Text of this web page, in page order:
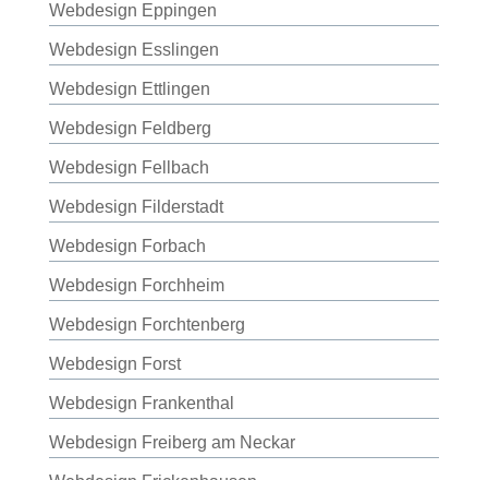
Webdesign Eppingen
Webdesign Esslingen
Webdesign Ettlingen
Webdesign Feldberg
Webdesign Fellbach
Webdesign Filderstadt
Webdesign Forbach
Webdesign Forchheim
Webdesign Forchtenberg
Webdesign Forst
Webdesign Frankenthal
Webdesign Freiberg am Neckar